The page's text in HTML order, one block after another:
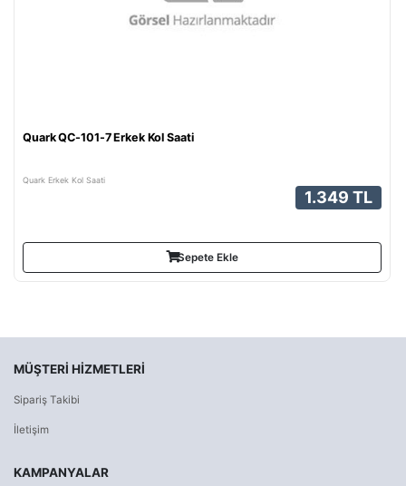
Quark QC-101-7 Erkek Kol Saati
Quark Erkek Kol Saati
1.349 TL
Sepete Ekle
MÜŞTERI HIZMETLERI
Sipariş Takibi
İletişim
KAMPANYALAR